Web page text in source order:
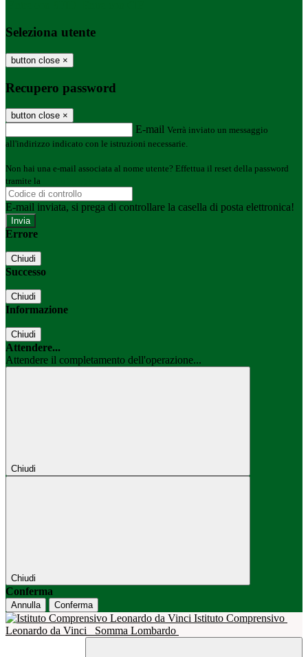
Seleziona utente
button close ×
Recupero password
button close ×
E-mail Verrà inviato un messaggio
all'indirizzo indicato con le istruzioni necessarie.
Non hai una e-mail associata al nome utente? Effettua il reset della password
tramite la
E-mail inviata, si prega di controllare la casella di posta elettronica!
Errore
Chiudi
Successo
Chiudi
Informazione
Chiudi
Attendere...
Attendere il completamento dell'operazione...
Chiudi
Chiudi
Conferma
Annulla Conferma
Istituto Comprensivo
Leonardo da Vinci
Somma Lombardo